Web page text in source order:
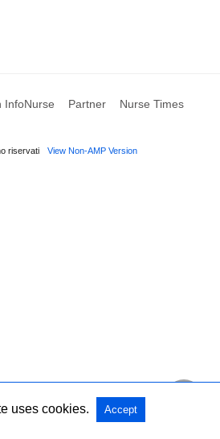
InfoNurse Partner Nurse Times
riservati View Non-AMP Version
uses cookies. Accept